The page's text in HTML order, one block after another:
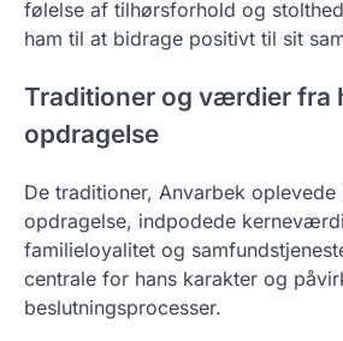
følelse af tilhørsforhold og
ham til at bidrage positivt til sit
Traditioner og værdier fra
opdragelse
De traditioner, Anvarbek oplevede
opdragelse, indpodede
familieloyalitet og
centrale for hans karakter og
beslutningsprocesser.